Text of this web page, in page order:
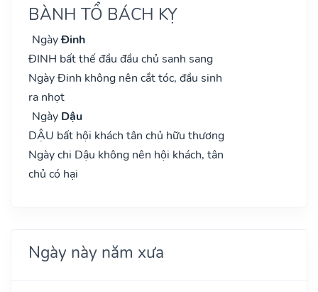
BÀNH TỔ BÁCH KỴ
NgàyĐinh
ĐINH bất thế đầu đầu chủ sanh sang
Ngày Đinh không nên cắt tóc, đầu sinh
ra nhọt
Ngày Dậu
DẬU bất hội khách tân chủ hữu thương
Ngày chi Dậu không nên hội khách, tân
chủ có hại
Ngày này năm xưa